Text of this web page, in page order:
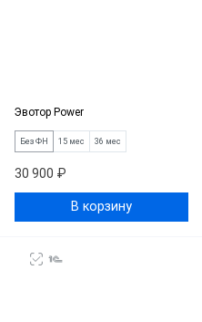
Эвотор Power
Без ФН 15 мес 36 мес
30 900 ₽
В корзину